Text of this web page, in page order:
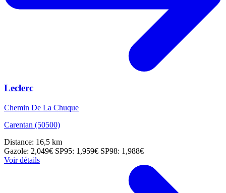
Leclerc
Chemin De La Chuque
Carentan (50500)
Distance: 16,5 km
Gazole: 2,049€ SP95: 1,959€ SP98: 1,988€
Voir détails